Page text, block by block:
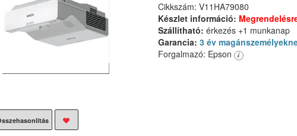
Cikkszám: V11HA79080
Készlet információ:
Szállítható: érkezés +1 munkanap
Garancia: 3 év
Forgalmazó: Epson